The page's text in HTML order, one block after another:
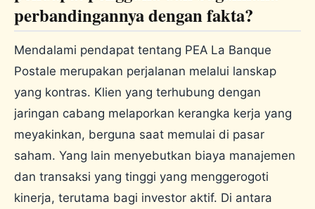
perbandingannya dengan fakta?
Mendalami pendapat tentang PEA La Banque
Postale merupakan perjalanan melalui lanskap
yang kontras. Klien yang terhubung dengan
jaringan cabang melaporkan kerangka kerja yang
meyakinkan, berguna saat memulai di pasar
saham. Yang lain menyebutkan biaya manajemen
dan transaksi yang tinggi yang menggerogoti
kinerja, terutama bagi investor aktif. Di antara